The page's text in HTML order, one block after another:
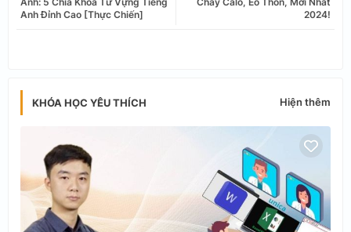
2024!
Anh Đỉnh Cao [Thực Chiến]
KHÓA HỌC YÊU THÍCH Hiện thêm